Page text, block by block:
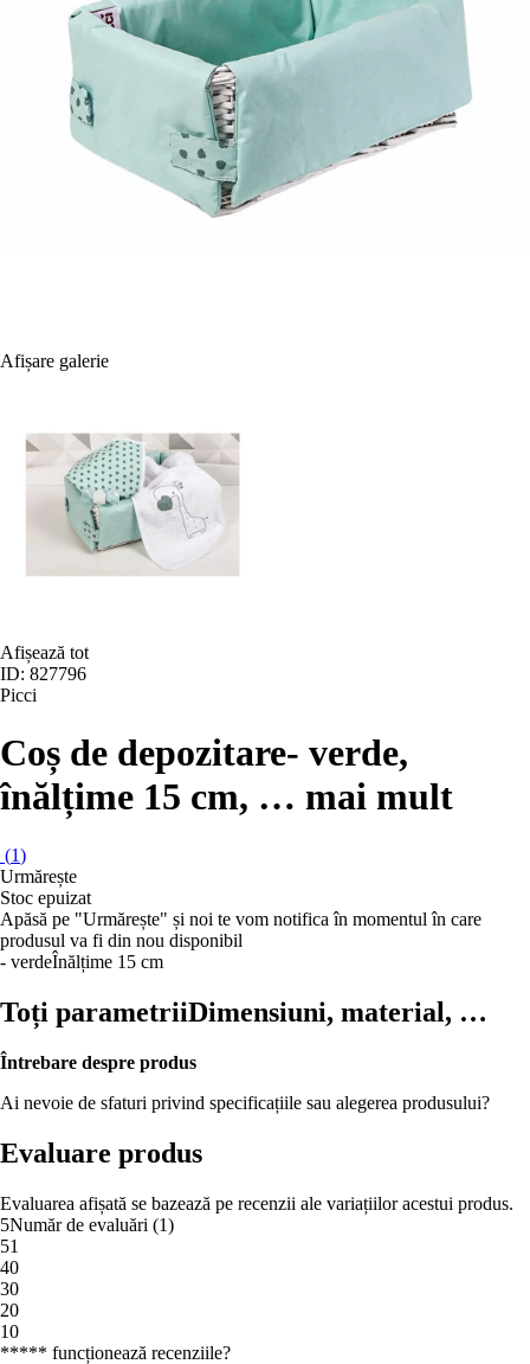
Afișare galerie
Afișează tot
ID: 827796
Picci
Coș de depozitare- verde,
înălțime 15 cm, … mai mult
(1)
Urmărește
Stoc epuizat
Apăsă pe "Urmărește" și noi te vom notifica în momentul în care
produsul va fi din nou disponibil
- verdeÎnălțime 15 cm
Toți parametriiDimensiuni, material, …
Întrebare despre produs
Ai nevoie de sfaturi privind specificațiile sau alegerea produsului?
Evaluare produs
Evaluarea afișată se bazează pe recenzii ale variațiilor acestui produs.
5Număr de evaluări (1)
51
40
30
20
10
***** funcționează recenziile?